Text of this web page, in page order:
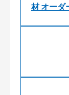
材 オーダ